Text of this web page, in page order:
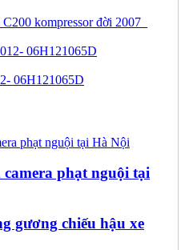
kompressor đời 2007_
06H121065D
phạt nguội tại
gương chiếu hậu xe